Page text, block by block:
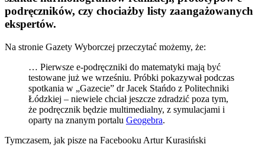
podręczników, czy chociażby listy zaangażowanych
ekspertów.
Na stronie Gazety Wyborczej przeczytać możemy, że:
… Pierwsze e-podręczniki do matematyki mają być
testowane już we wrześniu. Próbki pokazywał podczas
spotkania w „Gazecie” dr Jacek Stańdo z Politechniki
Łódzkiej – niewiele chciał jeszcze zdradzić poza tym,
że podręcznik będzie multimedialny, z symulacjami i
oparty na znanym portalu Geogebra.
Tymczasem, jak pisze na Facebooku Artur Kurasiński